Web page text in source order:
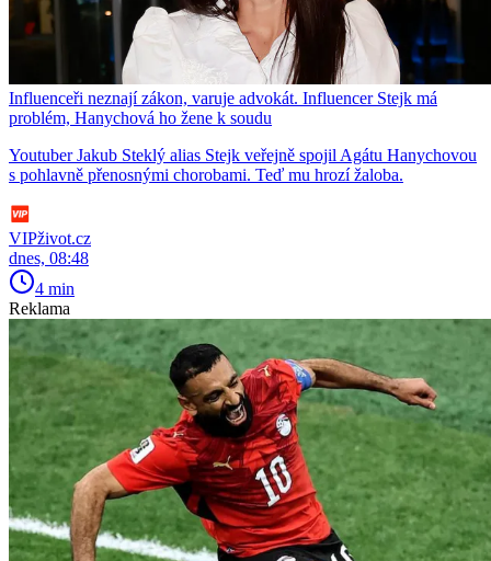
Influenceři neznají zákon, varuje advokát. Influencer Stejk má
problém, Hanychová ho žene k soudu
Youtuber Jakub Steklý alias Stejk veřejně spojil Agátu Hanychovou
s pohlavně přenosnými chorobami. Teď mu hrozí žaloba.
VIPživot.cz
dnes, 08:48
4 min
Reklama